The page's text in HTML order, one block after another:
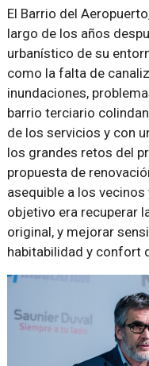
El Barrio del
largo de los años
urbanístico de su
como la falta de
inundaciones,
barrio terciario
de los servicios y con
los grandes retos del
propuesta de
asequible a los
objetivo era recuperar
original, y mejorar
habitabilidad y confort